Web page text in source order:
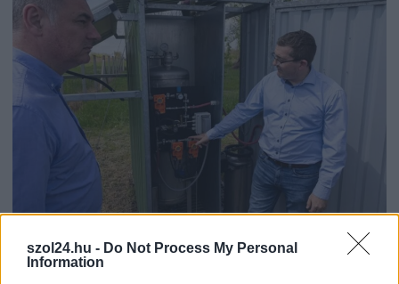
szol24.hu - Do Not Process My Personal
Information
A Szolnok megyei gazdák nagyon nem akarták a
JÉGER további üzemeltetését